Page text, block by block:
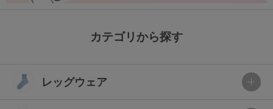
カテゴリから探す
レッグウェア